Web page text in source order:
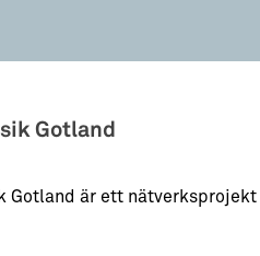
Gotland
Gotland är ett nätverksprojekt